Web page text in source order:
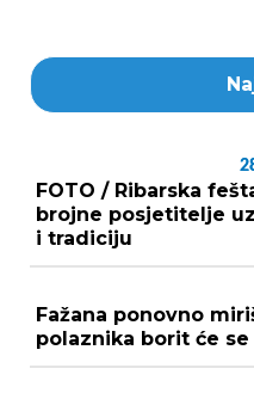
FOTO / Ribarska
brojne posjetitelje
i tradiciju
Fažana ponovno
polaznika borit će